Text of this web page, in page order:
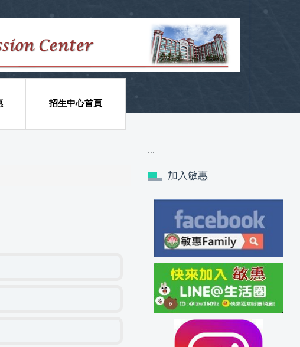
招生中心首頁
:::
加入敏惠